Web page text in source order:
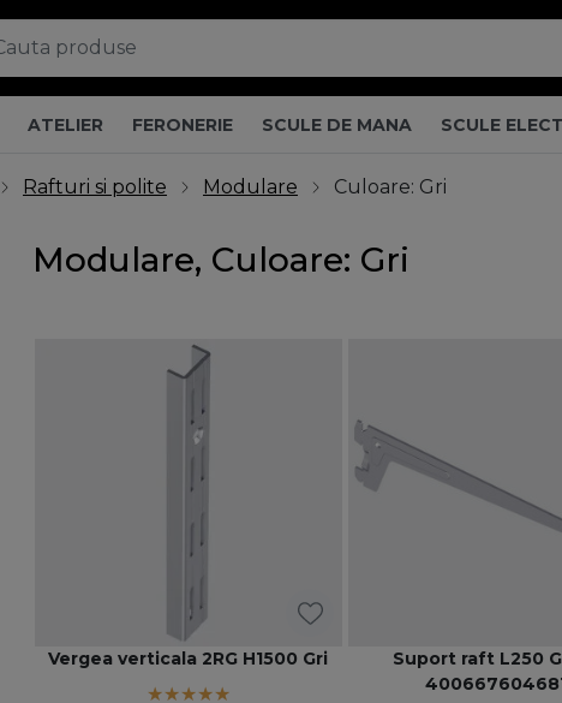
ATELIER FERONERIE SCULE DE MANA SCULE
Rafturi si polite Modulare Culoare: Gri
Modulare, Culoare: Gri
Vergea verticala 2RG H1500 Gri
Suport raft L250